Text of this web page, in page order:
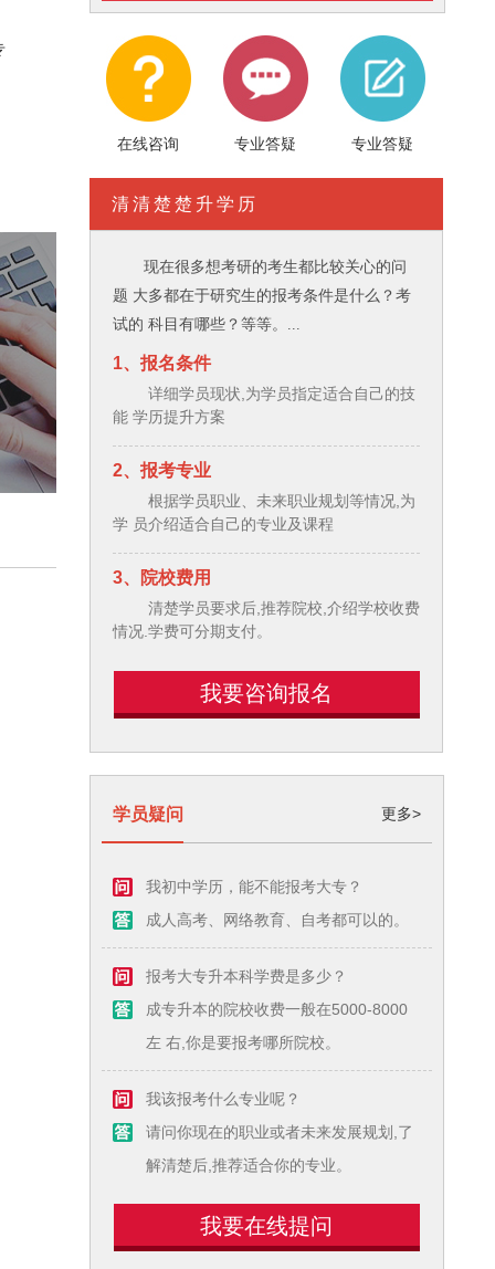
在线咨询 专业答疑 专业答疑
清清楚楚升学历
现在很多想考研的考生都比较关心的问
题 大多都在于研究生的报考条件是什么？考
试的 科目有哪些？等等。...
1、报名条件
详细学员现状,为学员指定适合自己的技
能 学历提升方案
2、报考专业
根据学员职业、未来职业规划等情况,为
学 员介绍适合自己的专业及课程
3、院校费用
清楚学员要求后,推荐院校,介绍学校收费
情况.学费可分期支付。
我要咨询报名
学员疑问 更多>
我初中学历，能不能报考大专？
成人高考、网络教育、自考都可以的。
报考大专升本科学费是多少？
成专升本的院校收费一般在5000-8000
左 右,你是要报考哪所院校。
我该报考什么专业呢？
请问你现在的职业或者未来发展规划,了
解清楚后,推荐适合你的专业。
我要在线提问